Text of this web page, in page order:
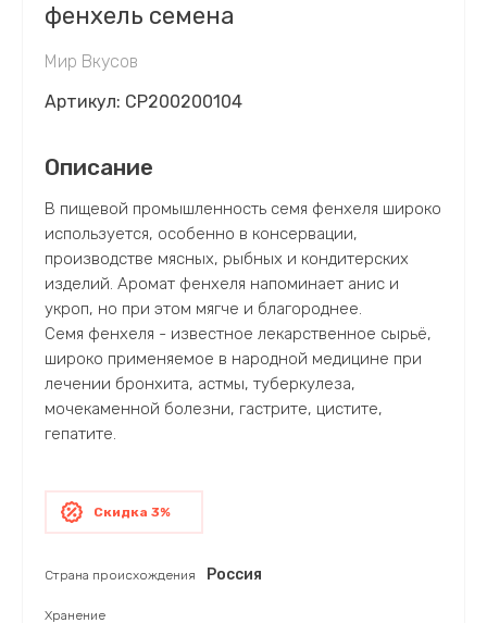
фенхель семена
Мир Вкусов
Артикул: CP200200104
Описание
В пищевой промышленность семя фенхеля широко
используется, особенно в консервации,
производстве мясных, рыбных и кондитерских
изделий. Аромат фенхеля напоминает анис и
укроп, но при этом мягче и благороднее.
Семя фенхеля - известное лекарственное сырьё,
широко применяемое в народной медицине при
лечении бронхита, астмы, туберкулеза,
мочекаменной болезни, гастрите, цистите,
гепатите.
Скидка 3%
Страна происхождения Россия
Хранение